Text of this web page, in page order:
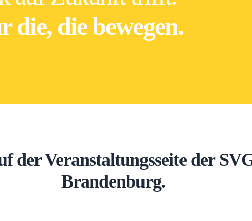
die, die bewegen.
der Veranstaltungsseite der
Brandenburg.